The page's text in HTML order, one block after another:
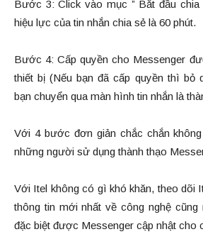
Bước 3: Click vào mục ” Bắt đầu
hiệu lực của tin nhắn chia sẻ là 60 phút.
Bước 4: Cấp quyền cho Messenger
thiết bị (Nếu bạn đã cấp quyền thì bỏ
bạn chuyển qua màn hình tin nhắn là
Với 4 bước đơn giản chắc chắn
những người sử dụng thành thạo
Với Itel không có gì khó khăn, theo dõi
thông tin mới nhất về công nghệ
đặc biệt được Messenger cập nhật cho